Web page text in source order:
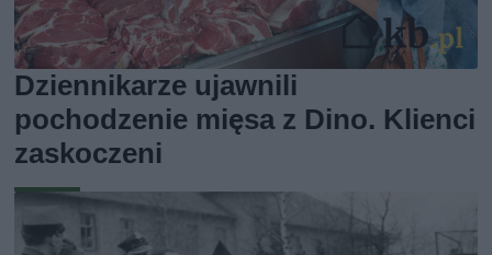
Dziennikarze ujawnili
pochodzenie mięsa z Dino. Klienci
zaskoczeni